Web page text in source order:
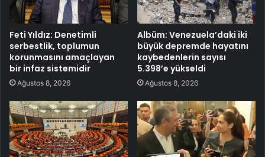
Feti Yıldız: Denetimli
serbestlik, toplumun
korunmasını amaçlayan
bir infaz sistemidir
Ağustos 8, 2026
Albüm: Venezuela’daki iki
büyük depremde hayatını
kaybedenlerin sayısı
5.398’e yükseldi
Ağustos 8, 2026